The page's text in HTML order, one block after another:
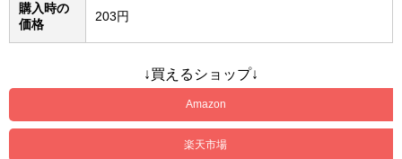
購入時の
価格
203円
↓買えるショップ↓
Amazon
楽天市場